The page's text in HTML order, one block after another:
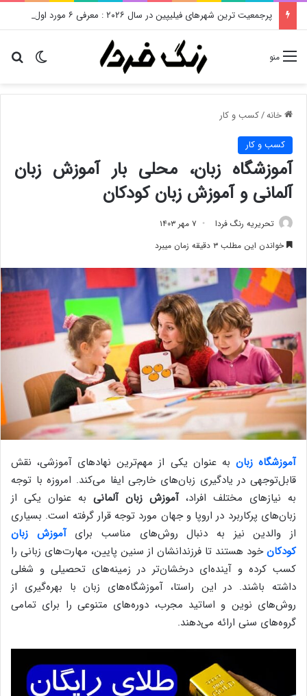
پرجمعیت ترین شهرهای فیلیپین در سال ۲۰۲۶ : معرفی ۶ مورد اول
تغییر منو
خانه/کسب و کار
کسب و کار
آموزشگاه زبان، محلی بار آموزش زبان
آلمانی و آموزش زبان کودکان
تحریریه رنگ فردا
۷ مهر ۱۴۰۳
خواندن این مطلب ۳ دقیقه زمان میبرد
آموزشگاه زبان به عنوان یکی از مهم‌ترین نهادهای آموزشی، نقش
قابل‌توجهی در یادگیری زبان‌های خارجی ایفا می‌کند. امروزه با توجه
به نیازهای مختلف افراد،آموزش زبان آلمانی به عنوان یکی از
زبان‌های پرکاربرد در اروپا و جهان مورد توجه قرار گرفته است. بسیاری
از والدین نیز به دنبال روش‌های مناسب برایآموزش زبان
کودکانخود هستند تا فرزندانشان از سنین پایین، مهارت‌های زبانی را
کسب کرده و آینده‌ای درخشان‌تر در زمینه‌های تحصیلی و شغلی
داشته باشند. در این راستا، آموزشگاه‌های زبان با بهره‌گیری از
روش‌های نوین و اساتید مجرب، دوره‌های متنوعی را برای تمامی
گروه‌های سنی ارائه می‌دهند.